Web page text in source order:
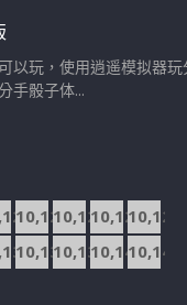
以玩，使用逍遥模拟器
手骰子体...
10,12610,12710,12810,129
10,13810,13910,14010,141